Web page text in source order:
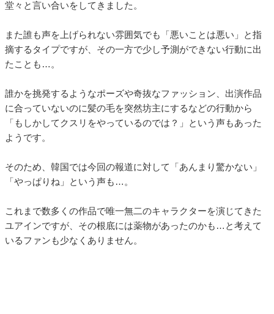
堂々と言い合いをしてきました。
また誰も声を上げられない雰囲気でも「悪いことは悪い」と指
摘するタイプですが、その一方で少し予測ができない行動に出
たことも…。
誰かを挑発するようなポーズや奇抜なファッション、出演作品
に合っていないのに髪の毛を突然坊主にするなどの行動から
「もしかしてクスリをやっているのでは？」という声もあった
ようです。
そのため、韓国では今回の報道に対して「あんまり驚かない」
「やっぱりね」という声も…。
これまで数多くの作品で唯一無二のキャラクターを演じてきた
ユアインですが、その根底には薬物があったのかも…と考えて
いるファンも少なくありません。